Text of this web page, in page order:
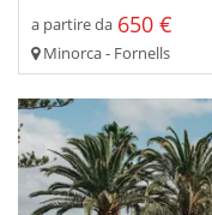
a partire da 650 €
Minorca - Fornells